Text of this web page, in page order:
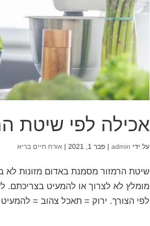
אכילה לפי שיטת
על ידי admin
| פבר 1, 2021 | אורח חיים בריא
שיטת הרמזור מסמנת באדום מזונות לא
מומלץ לא לצרוך או להמעיט בצריכתם.
לפי הצורך. ירוק = תאכל צהוב =